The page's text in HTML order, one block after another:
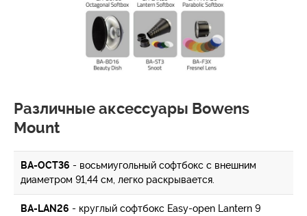
Различные аксессуары Bowens
Mount
BA-OCT36 - восьмиугольный софтбокс с внешним
диаметром 91,44 см, легко раскрывается.
BA-LAN26 - круглый софтбокс Easy-open Lantern 9